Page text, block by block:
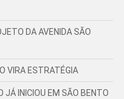
DA AVENIDA SÃO
VIRA ESTRATÉGIA
JÁ INICIOU EM SÃO BENTO